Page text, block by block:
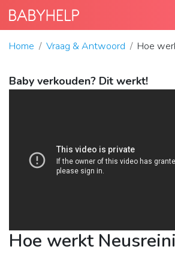
Home Vraag & Antwoord Hoe
Baby verkouden? Dit werkt!
Hoe werkt